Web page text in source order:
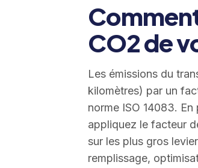
CO2 de
Les émissions du
kilomètres) par un
norme ISO 14083.
appliquez le facteur
sur les plus gros
remplissage,